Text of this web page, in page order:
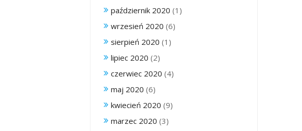
październik 2020 (1)
wrzesień 2020 (6)
sierpień 2020 (1)
lipiec 2020 (2)
czerwiec 2020 (4)
maj 2020 (6)
kwiecień 2020 (9)
marzec 2020 (3)